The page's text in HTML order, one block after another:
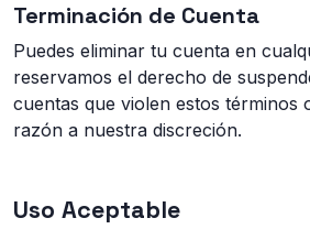
Terminación de Cuenta
Puedes eliminar tu cuenta en
reservamos el derecho de
cuentas que violen estos términos
razón a nuestra discreción.
Uso Aceptable